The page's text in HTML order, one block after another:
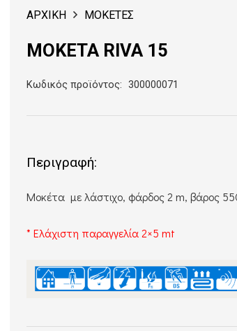
ΑΡΧΙΚΗ ΜΟΚΕΤΕΣ
ΜΟΚΕΤΑ RIVA 15
Κωδικός προϊόντος: 300000071
Περιγραφή:
Μοκέτα με λάστιχο, φάρδος 2 m, βάρος
* Ελάχιστη παραγγελία 2×5 mt